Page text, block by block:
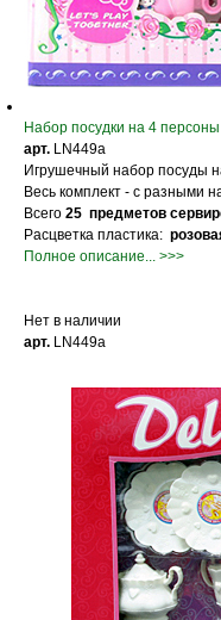
Набор посудки на 4
арт. LN449a
Игрушечный набор посуды
Весь комплект - с разными
Всего 25 предметов
Расцветка пластика:
Полное описание... >>>
Нет в наличии
арт. LN449a